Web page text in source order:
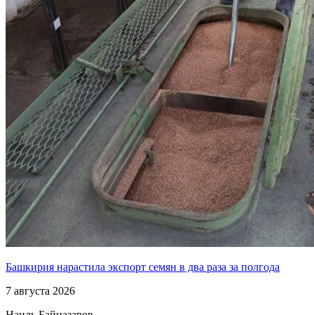
Башкирия нарастила экспорт семян в два раза за полгода
7 августа 2026